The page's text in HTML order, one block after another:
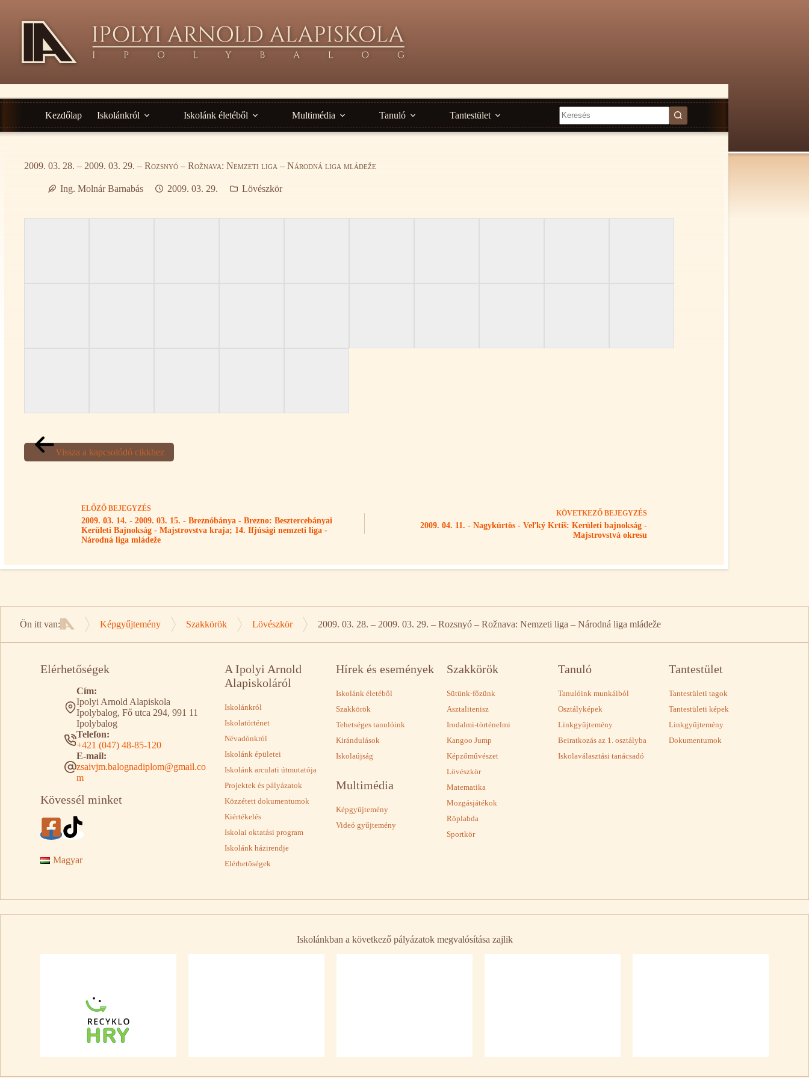
tartalomra
Kezdőlap Iskolánkról Iskolánk életéből Multimédia Tanuló Tantestület
Nincs
találat
2009. 03. 28. – 2009. 03. 29. – Rozsnyó – Rožnava: Nemzeti liga – Národná liga mládeže
Ing. Molnár Barnabás 2009. 03. 29. Lövészkör
Vissza a kapcsolódó cikkhez
ELŐZŐ BEJEGYZÉS
2009. 03. 14. - 2009. 03. 15. - Breznóbánya - Brezno: Besztercebányai
Kerületi Bajnokság - Majstrovstva kraja; 14. Ifjúsági nemzeti liga -
Národná liga mládeže
KÖVETKEZŐ BEJEGYZÉS
2009. 04. 11. - Nagykürtös - Veľký Krtíš: Kerületi bajnokság -
Majstrovstvá okresu
Ön itt van:
Képgyűjtemény Szakkörök Lövészkör 2009. 03. 28. – 2009. 03. 29. – Rozsnyó – Rožnava: Nemzeti liga – Národná liga mládeže
Elérhetőségek
Cím:
Ipolyi Arnold Alapiskola
Ipolybalog, Fő utca 294, 991 11
Ipolybalog
Telefon:
+421 (047) 48-85-120
E-mail:
zsaivjm.balognadiplom@gmail.co
m
Kövessél minket
Magyar
A Ipolyi Arnold
Alapiskoláról
Iskolánkról
Iskolatörténet
Névadónkról
Iskolánk épületei
Iskolánk arculati útmutatója
Projektek és pályázatok
Közzétett dokumentumok
Kiértékelés
Iskolai oktatási program
Iskolánk házirendje
Elérhetőségek
Hírek és események
Iskolánk életéből
Szakkörök
Tehetséges tanulóink
Kirándulások
Iskolaújság
Multimédia
Képgyűjtemény
Videó gyűjtemény
Szakkörök
Sütünk-főzünk
Asztalitenisz
Irodalmi-történelmi
Kangoo Jump
Képzőművészet
Lövészkör
Matematika
Mozgásjátékok
Röplabda
Sportkör
Tanuló
Tanulóink munkáiból
Osztályképek
Linkgyűjtemény
Beiratkozás az 1. osztályba
Iskolaválasztási tanácsadó
Tantestület
Tantestületi tagok
Tantestületi képek
Linkgyűjtemény
Dokumentumok
Iskolánkban a következő pályázatok megvalósítása zajlik